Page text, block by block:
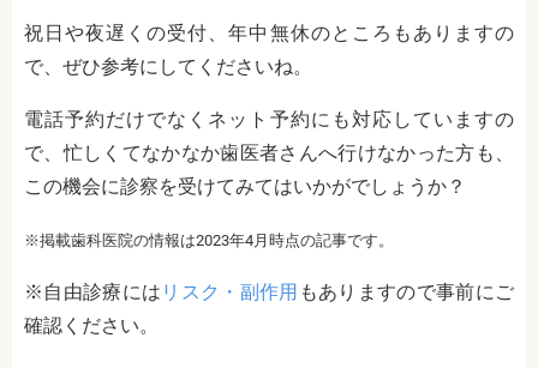
祝日や夜遅くの受付、年中無休のところもありますの
で、ぜひ参考にしてくださいね。
電話予約だけでなくネット予約にも対応していますの
で、忙しくてなかなか歯医者さんへ行けなかった方も、
この機会に診察を受けてみてはいかがでしょうか？
※掲載歯科医院の情報は2023年4月時点の記事です。
※自由診療には リスク・副作用 もありますので事前にご
確認ください。